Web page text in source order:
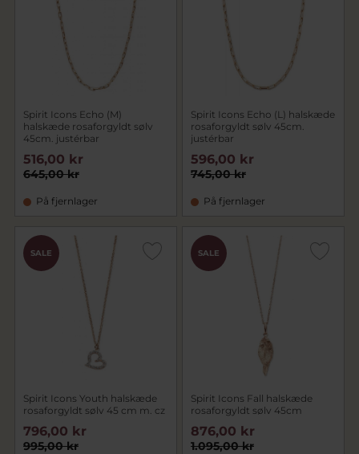
Spirit Icons Echo (M)
halskæde rosaforgyldt sølv
45cm. justérbar
645,00 kr
516,00 kr
På fjernlager
Spirit Icons Echo (L) halskæde
rosaforgyldt sølv 45cm.
justérbar
745,00 kr
596,00 kr
På fjernlager
SALE
Spirit Icons Youth halskæde
rosaforgyldt sølv 45 cm m. cz
995,00 kr
796,00 kr
SALE
Spirit Icons Fall halskæde
rosaforgyldt sølv 45cm
1.095,00 kr
876,00 kr